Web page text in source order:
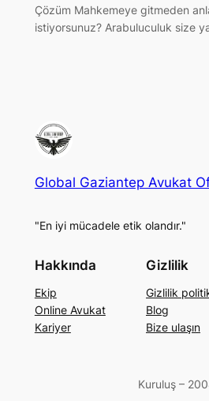
Çözüm Mahkemeye gitmeden
istiyorsunuz? Arabuluculuk size
Global Gaziantep Avukat
"En iyi mücadele etik olandır."
Hakkında
Ekip
Online Avukat
Kariyer
Gizlilik
Gizlilik
Blog
Bize ulaşın
Kuruluş –